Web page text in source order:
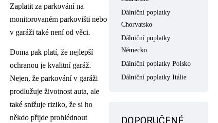
Zaplatit za parkování na
monitorovaném parkovišti nebo
v garáži také není od věci.
Doma pak platí, že nejlepší
ochranou je kvalitní garáž.
Nejen, že parkování v garáži
prodlužuje životnost auta, ale
také snižuje riziko, že si ho
někdo přijde prohlédnout
Dálniční poplatky
Chorvatsko
Dálniční poplatky
Německo
Dálniční poplatky Polsko
Dálniční poplatky Itálie
DOPORUČENÉ